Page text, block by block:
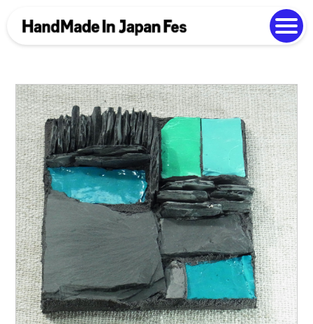
Photo Gallery
EN 中文